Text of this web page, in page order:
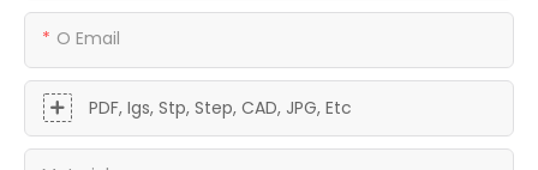
O Email
PDF, Igs, Stp, Step, CAD, JPG, Etc